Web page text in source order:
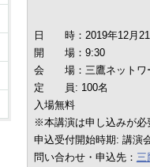
日 時：2019年12月21
開 場：9:30
会 場：三鷹ネットワ
定 員: 100名
入場無料
※本講演は申し込みが必
申込受付開始時期: 講演
問い合わせ・申込先： 三